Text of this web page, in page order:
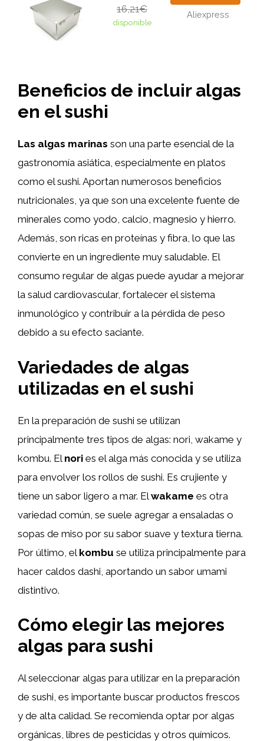
16,21€
disponible
Aliexpress
Beneficios de incluir algas
en el sushi
Las algas marinas son una parte esencial de la
gastronomía asiática, especialmente en platos
como el sushi. Aportan numerosos beneficios
nutricionales, ya que son una excelente fuente de
minerales como yodo, calcio, magnesio y hierro.
Además, son ricas en proteínas y fibra, lo que las
convierte en un ingrediente muy saludable. El
consumo regular de algas puede ayudar a mejorar
la salud cardiovascular, fortalecer el sistema
inmunológico y contribuir a la pérdida de peso
debido a su efecto saciante.
Variedades de algas
utilizadas en el sushi
En la preparación de sushi se utilizan
principalmente tres tipos de algas: nori, wakame y
kombu. El nori es el alga más conocida y se utiliza
para envolver los rollos de sushi. Es crujiente y
tiene un sabor ligero a mar. Elwakame es otra
variedad común, se suele agregar a ensaladas o
sopas de miso por su sabor suave y textura tierna.
Por último, el kombu se utiliza principalmente para
hacer caldos dashi, aportando un sabor umami
distintivo.
Cómo elegir las mejores
algas para sushi
Al seleccionar algas para utilizar en la preparación
de sushi, es importante buscar productos frescos
y de alta calidad. Se recomienda optar por algas
orgánicas, libres de pesticidas y otros químicos.